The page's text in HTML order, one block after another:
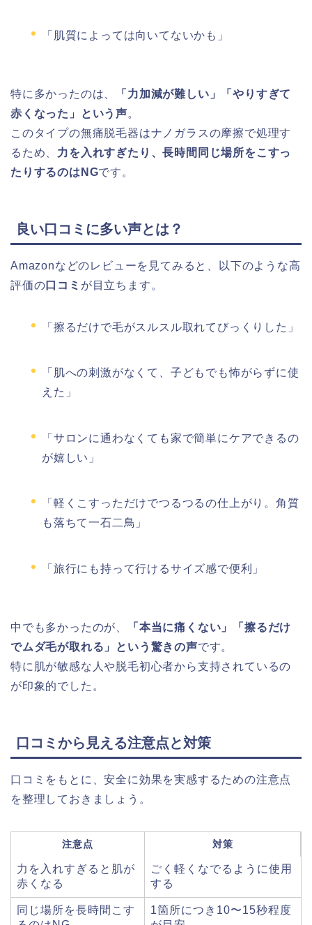
「肌質によっては向いてないかも」
特に多かったのは、
「力加減が難しい」「やりすぎて
赤くなった」という声。
このタイプの無痛脱毛器はナノガラスの摩擦で処理す
るため、 力を入れすぎたり、長時間同じ場所をこすっ
たりするのはNGです。
良い口コミに多い声とは？
Amazonなどのレビューを見てみると、以下のような高
評価の口コミ が目立ちます。
「擦るだけで毛がスルスル取れてびっくりした」
「肌への刺激がなくて、子どもでも怖がらずに使
えた」
「サロンに通わなくても家で簡単にケアできるの
が嬉しい」
「軽くこすっただけでつるつるの仕上がり。角質
も落ちて一石二鳥」
「旅行にも持って行けるサイズ感で便利」
中でも多かったのが、
「本当に痛くない」「擦るだけ
でムダ毛が取れる」という驚きの声です。
特に肌が敏感な人や脱毛初心者から支持されているの
が印象的でした。
口コミから見える注意点と対策
口コミをもとに、安全に効果を実感するための注意点
を整理しておきましょう。
注意点 対策
力を入れすぎると肌が
赤くなる
ごく軽くなでるように使用
する
同じ場所を長時間こす
1箇所につき10〜15秒程度